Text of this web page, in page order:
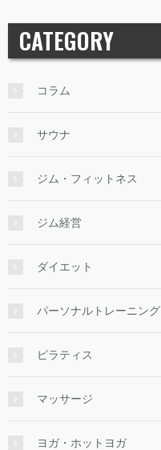
CATEGORY
コラム
サウナ
ジム・フィットネス
ジム経営
ダイエット
パーソナルトレーニング
ピラティス
マッサージ
ヨガ・ホットヨガ